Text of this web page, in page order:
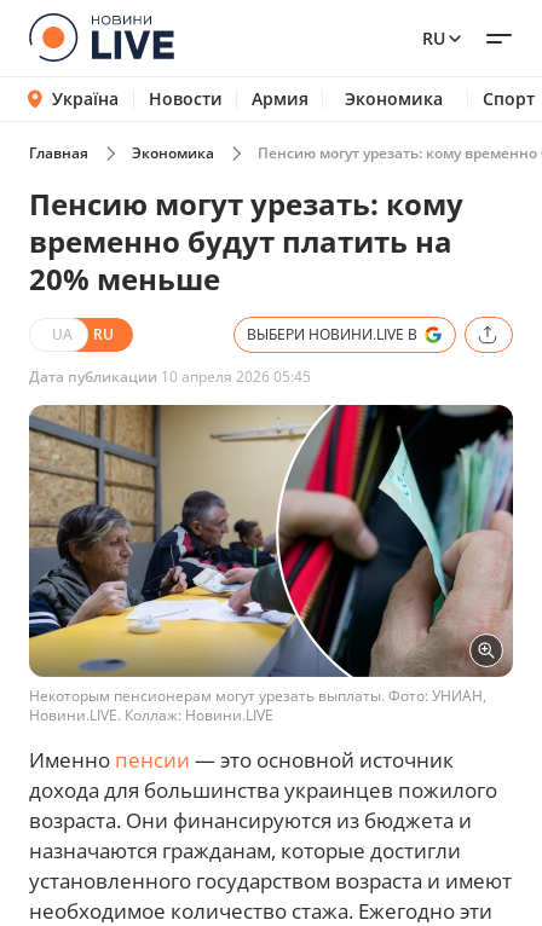
RU
Україна Новости Армия Экономика Спорт
Главная Экономика Пенсию могут урезать: кому
Пенсию могут урезать: кому
временно будут платить на
20% меньше
UA RU ВЫБЕРИ НОВИНИ.LIVE В
Дата публикации 10 апреля 2026 05:45
Некоторым пенсионерам могут урезать выплаты. Фото: УНИАН,
Новини.LIVE. Коллаж: Новини.LIVE
Именно пенсии — это основной источник
дохода для большинства украинцев пожилого
возраста. Они финансируются из бюджета и
назначаются гражданам, которые достигли
установленного государством возраста и имеют
необходимое количество стажа. Ежегодно эти